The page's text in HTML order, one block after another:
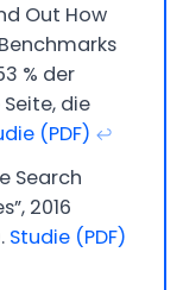
Out How
% der
die
(PDF) ↩
Search
2016
Studie (PDF)